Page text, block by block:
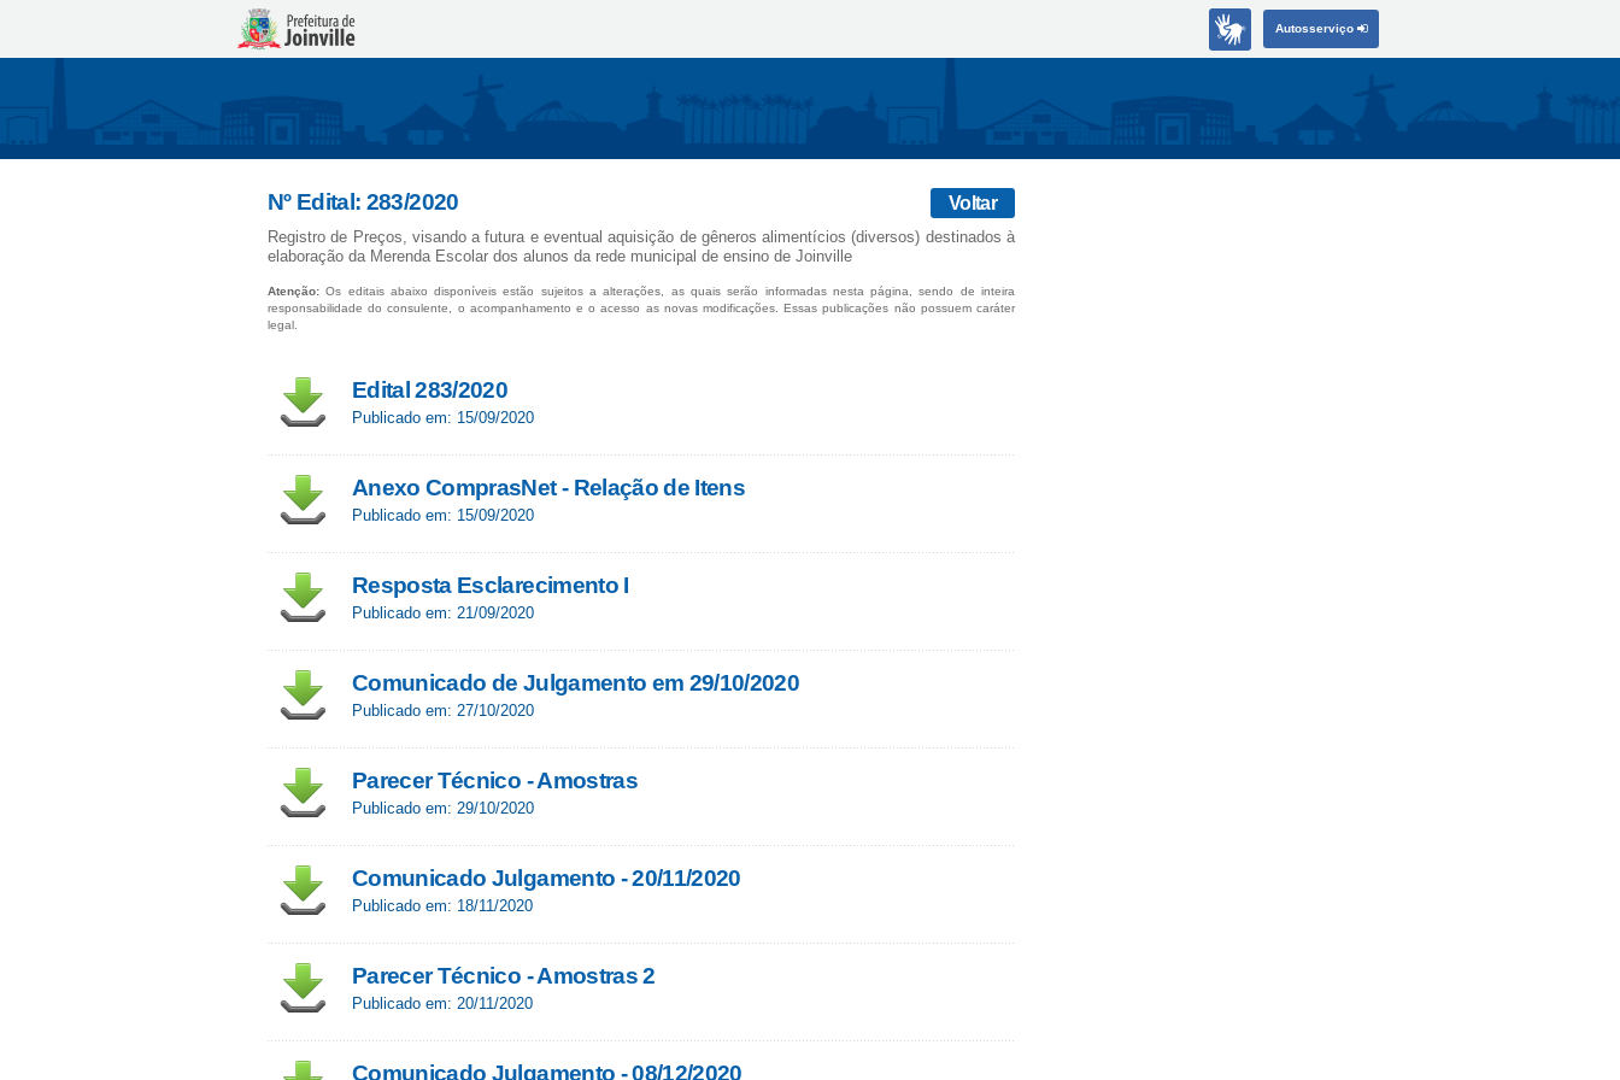
Autosserviço
Nº Edital: 283/2020 Voltar
Registro de Preços, visando a futura e eventual aquisição de gêneros alimentícios (diversos) destinados à
elaboração da Merenda Escolar dos alunos da rede municipal de ensino de Joinville
Atenção: Os editais abaixo disponíveis estão sujeitos a alterações, as quais serão informadas nesta página, sendo de inteira
responsabilidade do consulente, o acompanhamento e o acesso as novas modificações. Essas publicações não possuem caráter
legal.
Edital 283/2020
Publicado em: 15/09/2020
Anexo ComprasNet - Relação de Itens
Publicado em: 15/09/2020
Resposta Esclarecimento I
Publicado em: 21/09/2020
Comunicado de Julgamento em 29/10/2020
Publicado em: 27/10/2020
Parecer Técnico - Amostras
Publicado em: 29/10/2020
Comunicado Julgamento - 20/11/2020
Publicado em: 18/11/2020
Parecer Técnico - Amostras 2
Publicado em: 20/11/2020
Comunicado Julgamento - 08/12/2020